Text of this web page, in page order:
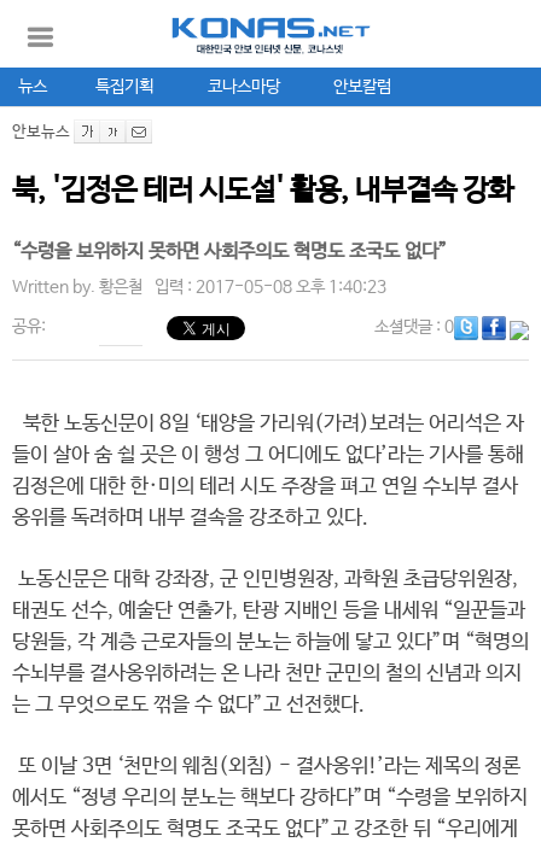
뉴스 특집기획 코나스마당 안보칼럼
안보뉴스
북, '김정은 테러 시도설' 활용, 내부결속 강화
“수령을 보위하지 못하면 사회주의도 혁명도 조국도 없다”
Written by. 황은철 입력 : 2017-05-08 오후 1:40:23
공유: 소셜댓글: 0
북한 노동신문이 8일 ‘태양을 가리워(가려)보려는 어리석은 자
들이 살아 숨 쉴 곳은 이 행성 그 어디에도 없다’라는 기사를 통해
김정은에 대한 한·미의 테러 시도 주장을 펴고 연일 수뇌부 결사
옹위를 독려하며 내부 결속을 강조하고 있다.
노동신문은 대학 강좌장, 군 인민병원장, 과학원 초급당위원장,
태권도 선수, 예술단 연출가, 탄광 지배인 등을 내세워 “일꾼들과
당원들, 각 계층 근로자들의 분노는 하늘에 닿고 있다”며 “혁명의
수뇌부를 결사옹위하려는 온 나라 천만 군민의 철의 신념과 의지
는 그 무엇으로도 꺾을 수 없다”고 선전했다.
또 이날 3면 ‘천만의 웨침(외침) - 결사옹위!’라는 제목의 정론
에서도 “정녕 우리의 분노는 핵보다 강하다”며 “수령을 보위하지
못하면 사회주의도 혁명도 조국도 없다”고 강조한 뒤 “우리에게